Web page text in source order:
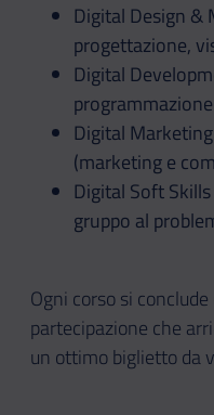
Digital Design &
progettazione,
Digital
Digital
(marketing e
Digital Soft
gruppo al
Ogni corso si
partecipazione che
un ottimo biglietto da